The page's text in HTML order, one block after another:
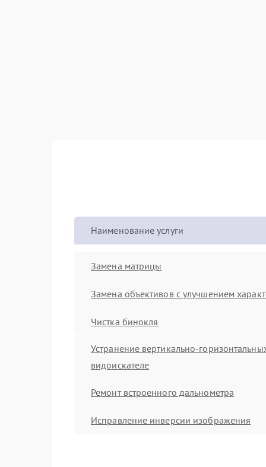
Наименование услуги
Замена матрицы
Замена объективов с улучшением
Чистка бинокля
Устранение вертикально-
видоискателе
Ремонт встроенного дальнометра
Исправление инверсии изображения